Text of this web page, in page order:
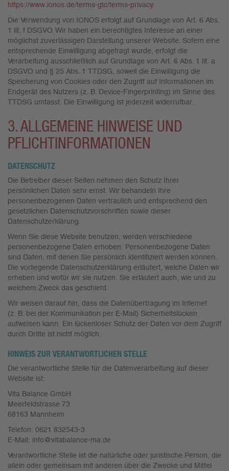
https://www.ionos.de/terms-gtc/terms-privacy.
Die Verwendung von IONOS erfolgt auf Grundlage von Art. 6 Abs.
1 lit. f DSGVO. Wir haben ein berechtigtes Interesse an einer
möglichst zuverlässigen Darstellung unserer Website. Sofern eine
entsprechende Einwilligung abgefragt wurde, erfolgt die
Verarbeitung ausschließlich auf Grundlage von Art. 6 Abs. 1 lit. a
DSGVO und § 25 Abs. 1 TTDSG, soweit die Einwilligung die
Speicherung von Cookies oder den Zugriff auf Informationen im
Endgerät des Nutzers (z. B. Device-Fingerprinting) im Sinne des
TTDSG umfasst. Die Einwilligung ist jederzeit widerrufbar.
3. ALLGEMEINE HINWEISE UND
PFLICHT­INFORMATIONEN
DATENSCHUTZ
Die Betreiber dieser Seiten nehmen den Schutz Ihrer
persönlichen Daten sehr ernst. Wir behandeln Ihre
personenbezogenen Daten vertraulich und entsprechend den
gesetzlichen Datenschutzvorschriften sowie dieser
Datenschutzerklärung.
Wenn Sie diese Website benutzen, werden verschiedene
personenbezogene Daten erhoben. Personenbezogene Daten
sind Daten, mit denen Sie persönlich identifiziert werden können.
Die vorliegende Datenschutzerklärung erläutert, welche Daten wir
erheben und wofür wir sie nutzen. Sie erläutert auch, wie und zu
welchem Zweck das geschieht.
Wir weisen darauf hin, dass die Datenübertragung im Internet
(z. B. bei der Kommunikation per E-Mail) Sicherheitslücken
aufweisen kann. Ein lückenloser Schutz der Daten vor dem Zugriff
durch Dritte ist nicht möglich.
HINWEIS ZUR VERANTWORTLICHEN STELLE
Die verantwortliche Stelle für die Datenverarbeitung auf dieser
Website ist:
Vita Balance GmbH
Meerfeldstrasse 73
68163 Mannheim
Telefon: 0621 832543-3
E-Mail: info@vitabalance-ma.de
Verantwortliche Stelle ist die natürliche oder juristische Person, die
allein oder gemeinsam mit anderen über die Zwecke und Mittel